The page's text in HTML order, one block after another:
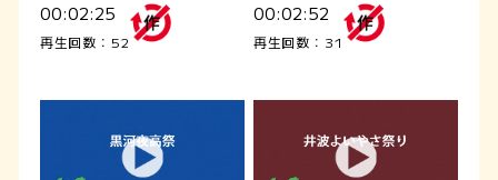
00:02:25
再生回数：52
00:02:52
再生回数：31